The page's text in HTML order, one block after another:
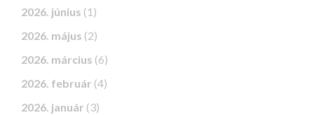
2026. június (1)
2026. május (2)
2026. március (6)
2026. február (4)
2026. január (3)